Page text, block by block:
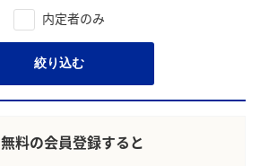
内定者のみ
絞り込む
無料の会員登録すると